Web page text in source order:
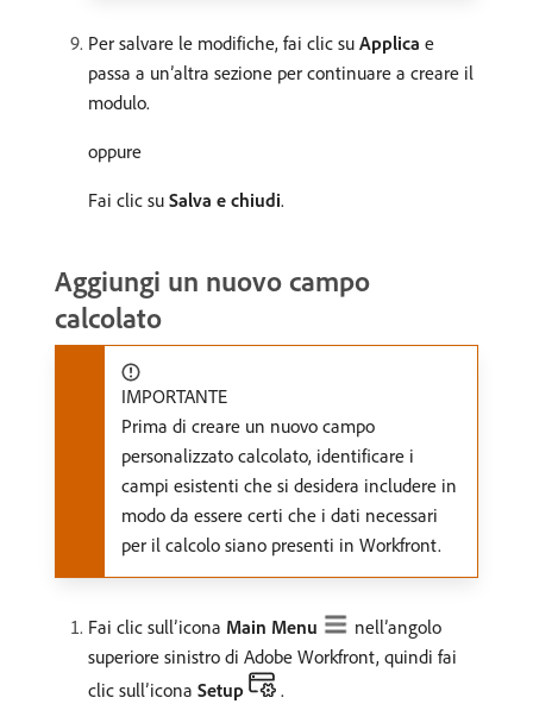
Per salvare le modifiche, fai clic su Applica e
passa a un’altra sezione per continuare a creare il
modulo.
oppure
Fai clic su Salva e chiudi.
Aggiungi un nuovo campo
calcolato
IMPORTANTE
Prima di creare un nuovo campo
personalizzato calcolato, identificare i
campi esistenti che si desidera includere in
modo da essere certi che i dati necessari
per il calcolo siano presenti in Workfront.
Fai clic sull’icona Main Menu
nell’angolo
superiore sinistro di Adobe Workfront, quindi fai
clic sull’icona Setup .